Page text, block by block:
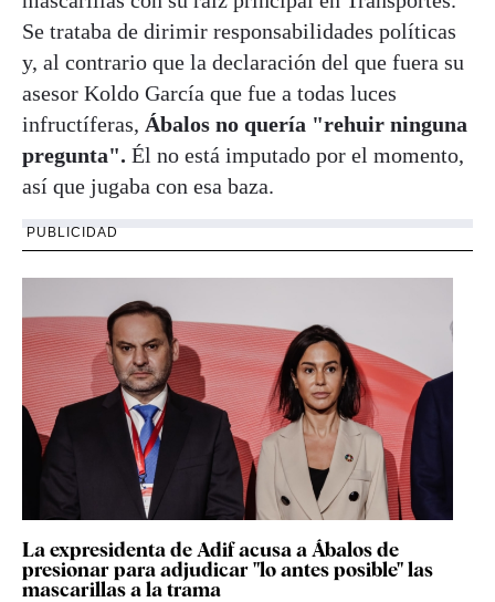
Se trataba de dirimir responsabilidades políticas
y, al contrario que la declaración del que fuera su
asesor Koldo García que fue a todas luces
infructíferas, Ábalos no quería "rehuir ninguna
pregunta". Él no está imputado por el momento,
así que jugaba con esa baza.
PUBLICIDAD
La expresidenta de Adif acusa a Ábalos de
presionar para adjudicar "lo antes posible" las
mascarillas a la trama